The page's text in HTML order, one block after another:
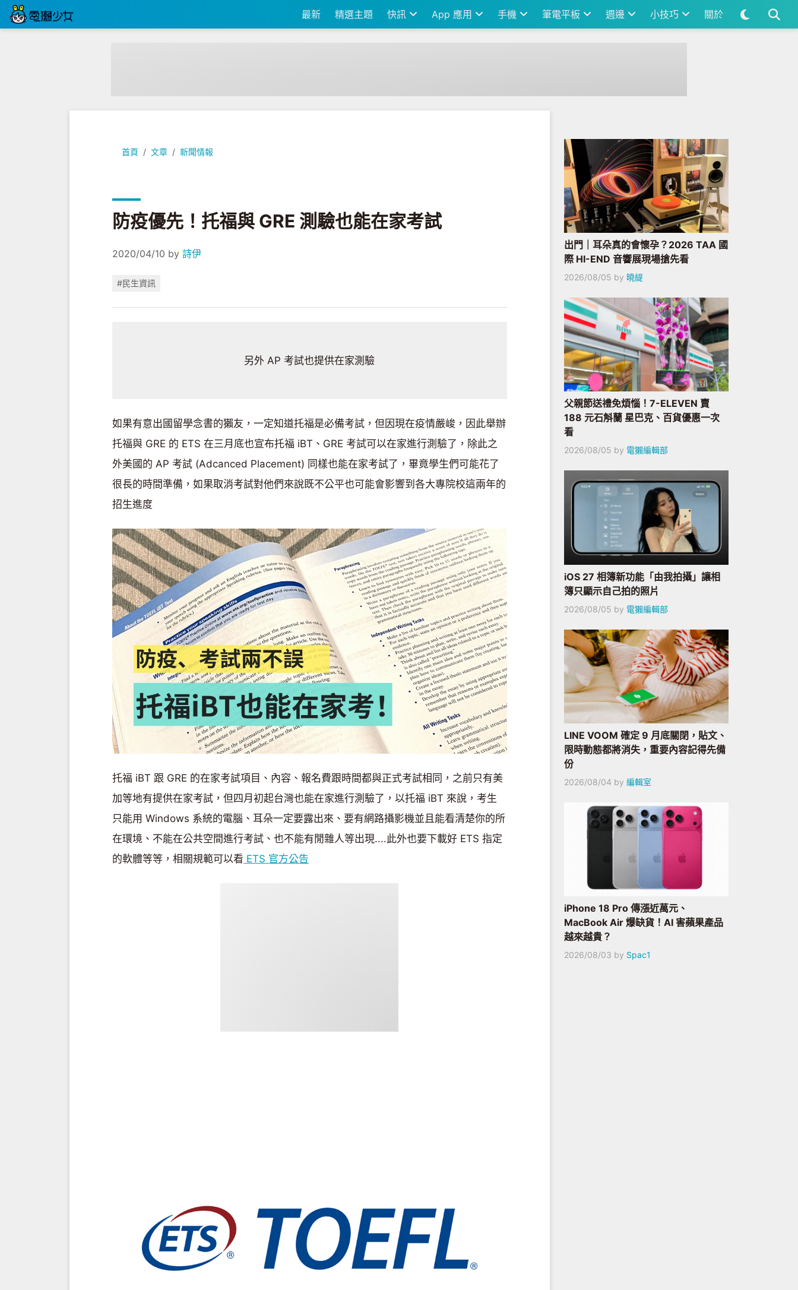
最新 精選主題 快訊 App 應用 手機 筆電平板 週邊 小技巧 關於
首頁 文章 新聞情報
防疫優先！托福與 GRE 測驗也能在家考試
防疫優先！托福與 GRE 測驗也能在家考試
2020/04/10 by 詩伊
#民生資訊
另外 AP 考試也提供在家測驗
如果有意出國留學念書的獺友，一定知道托福是必備考試，但因現在疫情嚴峻，因此舉辦
托福與 GRE 的 ETS 在三月底也宣布托福 iBT、GRE 考試可以在家進行測驗了，除此之
外美國的 AP 考試 (Adcanced Placement) 同樣也能在家考試了，畢竟學生們可能花了
很長的時間準備，如果取消考試對他們來說既不公平也可能會影響到各大專院校這兩年的
招生進度
托福 iBT 跟 GRE 的在家考試項目、內容、報名費跟時間都與正式考試相同，之前只有美
加等地有提供在家考試，但四月初起台灣也能在家進行測驗了，以托福 iBT 來說，考生
只能用 Windows 系統的電腦、耳朵一定要露出來、要有網路攝影機並且能看清楚你的所
在環境、不能在公共空間進行考試、也不能有閒雜人等出現....此外也要下載好 ETS 指定
的軟體等等，相關規範可以看 ETS 官方公告
出門｜耳朵真的會懷孕？2026 TAA 國
際 HI-END 音響展現場搶先看
2026/08/05 by 曉緹
父親節送禮免煩惱！7-ELEVEN 賣
188 元石斛蘭 星巴克、百貨優惠一次
看
2026/08/05 by 電獺編輯部
iOS 27 相簿新功能「由我拍攝」讓相
簿只顯示自己拍的照片
2026/08/05 by 電獺編輯部
LINE VOOM 確定 9 月底關閉，貼文、
限時動態都將消失，重要內容記得先備
份
2026/08/04 by 編輯室
iPhone 18 Pro 傳漲近萬元、
MacBook Air 爆缺貨！AI 害蘋果產品
越來越貴？
2026/08/03 by Spac1